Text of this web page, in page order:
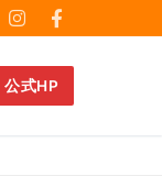
公式HP